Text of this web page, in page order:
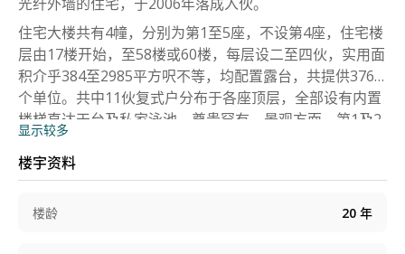
住宅大楼共有4幢，分别为第1至5座，不设第4座，住宅楼
层由17楼开始，至58楼或60楼，每层设二至四伙，实用面
积介乎384至2985平方呎不等，均配置露台，共提供376
个单位。共中11伙复式户分布于各座顶层，全部设有内置
楼梯直达天台及私家泳池，尊贵罕有。景观方面，第1及2
座全部单位均向西北，远眺维港远海景；而第3及5座单位
坐向则或西北以望城市景致为主，或向东南尽享翠绿山
景。会所「名门聚」面积广达46,000平方呎，设施齐备，
提供户外泳池、健身室、宴会厅及儿童游戏室等。基座P5
显示较多
楼宇资料
楼龄 20 年